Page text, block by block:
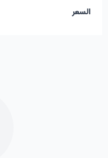
السعر